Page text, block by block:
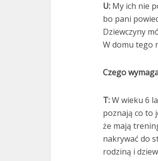
U: My ich nie
bo pani
Dziewczyny
W domu tego
Czego
T:W wieku 6
poznają co to
że mają
nakrywać do
rodziną i